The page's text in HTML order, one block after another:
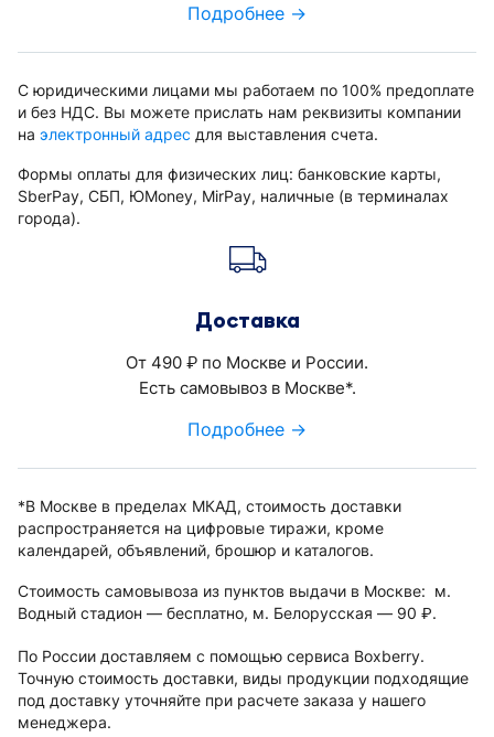
Подробнее →
С юридическими лицами мы работаем по 100% предоплате
и без НДС. Вы можете прислать нам реквизиты компании
на электронный адрес для выставления счета.
Формы оплаты для физических лиц: банковские карты,
SberPay, СБП, ЮMoney, MirPay, наличные (в терминалах
города).
Доставка
От 490 руб. по Москве и России.
Есть самовывоз в Москве*.
Подробнее →
*В Москве в пределах МКАД, стоимость доставки
распространяется на цифровые тиражи, кроме
календарей, объявлений, брошюр и каталогов.
Стоимость самовывоза из пунктов выдачи в Москве: м.
Водный стадион — бесплатно, м. Белорусская — 90 руб..
По России доставляем с помощью сервиса Boxberry.
Точную стоимость доставки, виды продукции подходящие
под доставку уточняйте при расчете заказа у нашего
менеджера.